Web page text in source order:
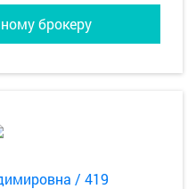
брокеру
/ 419